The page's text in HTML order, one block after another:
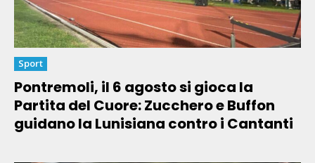
Sport
Pontremoli, il 6 agosto si gioca la
Partita del Cuore: Zucchero e Buffon
guidano la Lunisiana contro i Cantanti